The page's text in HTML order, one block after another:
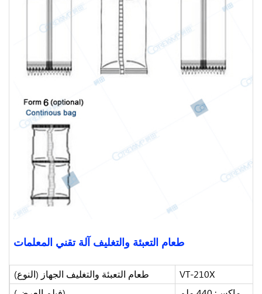
طعام التعبئة والتغليف آلة تقني المعلمات
طعام التعبئة والتغليف الجهاز (النوع)
VT-210X